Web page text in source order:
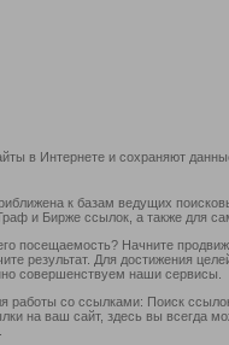
в Интернете и сохраняют
к базам ведущих
и Бирже ссылок, а также для
посещаемость? Начните
результат. Для достижения
совершенствуем наши сервисы.
работы со ссылками: Поиск
на ваш сайт, здесь вы всегда